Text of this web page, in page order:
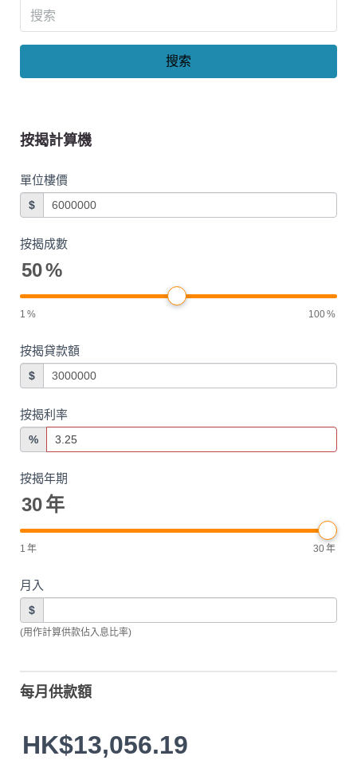
搜索
按揭計算機
單位樓價
$
按揭成數
50%
1 % 100%
按揭貸款額
$
按揭利率
%
按揭年期
30年
1 年 30年
月入
$
(用作計算供款佔入息比率)
每月供款額
HK$13,056.19